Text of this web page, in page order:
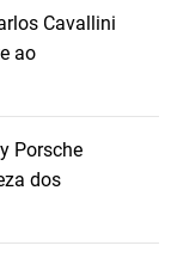
Cavallini
ao
Porsche
dos